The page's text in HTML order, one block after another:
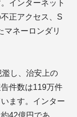
インターネット
正アクセス、S
マネーロンダリ
し、治安上の
件数は119万件
ます。インター